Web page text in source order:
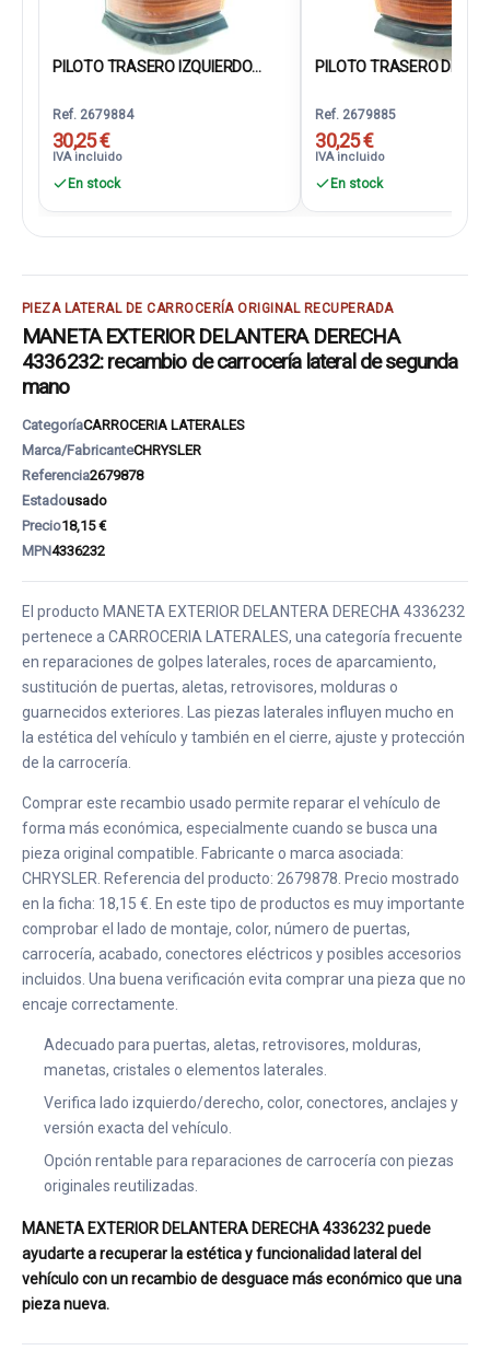
PILOTO TRASERO IZQUIERDO...
Ref. 2679884
30,25 €
IVA incluido
En stock
PILOTO TRASERO
Ref. 2679885
30,25 €
IVA incluido
En stock
PIEZA LATERAL DE CARROCERÍA ORIGINAL RECUPERADA
MANETA EXTERIOR DELANTERA DERECHA
4336232: recambio de carrocería lateral de segunda
mano
CategoríaCARROCERIA LATERALES
Marca/FabricanteCHRYSLER
Referencia2679878
Estadousado
Precio18,15 €
MPN4336232
El producto MANETA EXTERIOR DELANTERA DERECHA 4336232
pertenece a CARROCERIA LATERALES, una categoría frecuente
en reparaciones de golpes laterales, roces de aparcamiento,
sustitución de puertas, aletas, retrovisores, molduras o
guarnecidos exteriores. Las piezas laterales influyen mucho en
la estética del vehículo y también en el cierre, ajuste y protección
de la carrocería.
Comprar este recambio usado permite reparar el vehículo de
forma más económica, especialmente cuando se busca una
pieza original compatible. Fabricante o marca asociada:
CHRYSLER. Referencia del producto: 2679878. Precio mostrado
en la ficha: 18,15 €. En este tipo de productos es muy importante
comprobar el lado de montaje, color, número de puertas,
carrocería, acabado, conectores eléctricos y posibles accesorios
incluidos. Una buena verificación evita comprar una pieza que no
encaje correctamente.
Adecuado para puertas, aletas, retrovisores, molduras,
manetas, cristales o elementos laterales.
Verifica lado izquierdo/derecho, color, conectores, anclajes y
versión exacta del vehículo.
Opción rentable para reparaciones de carrocería con piezas
originales reutilizadas.
MANETA EXTERIOR DELANTERA DERECHA 4336232 puede
ayudarte a recuperar la estética y funcionalidad lateral del
vehículo con un recambio de desguace más económico que una
pieza nueva.